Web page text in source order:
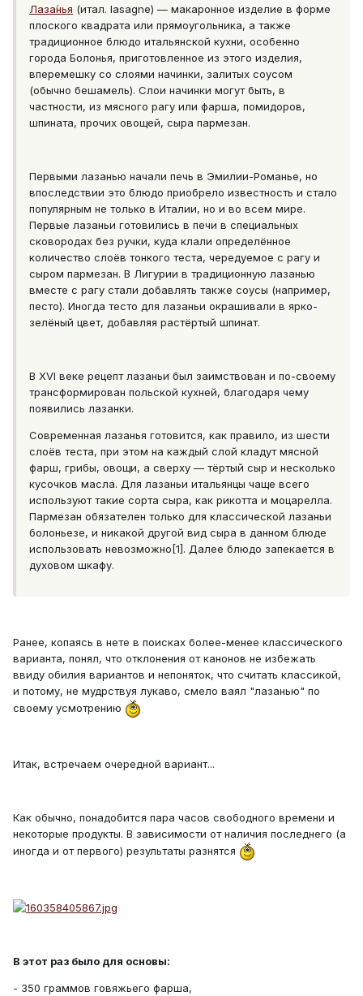
Лаза́нья (итал. lasagne) — макаронное изделие в форме
плоского квадрата или прямоугольника, а также
традиционное блюдо итальянской кухни, особенно
города Болонья, приготовленное из этого изделия,
вперемешку со слоями начинки, залитых соусом
(обычно бешамель). Слои начинки могут быть, в
частности, из мясного рагу или фарша, помидоров,
шпината, прочих овощей, сыра пармезан.
Первыми лазанью начали печь в Эмилии-Романье, но
впоследствии это блюдо приобрело известность и стало
популярным не только в Италии, но и во всем мире.
Первые лазаньи готовились в печи в специальных
сковородах без ручки, куда клали определённое
количество слоёв тонкого теста, чередуемое с рагу и
сыром пармезан. В Лигурии в традиционную лазанью
вместе с рагу стали добавлять также соусы (например,
песто). Иногда тесто для лазаньи окрашивали в ярко-
зелёный цвет, добавляя растёртый шпинат.
В XVI веке рецепт лазаньи был заимствован и по-своему
трансформирован польской кухней, благодаря чему
появились лазанки.
Современная лазанья готовится, как правило, из шести
слоёв теста, при этом на каждый слой кладут мясной
фарш, грибы, овощи, а сверху — тёртый сыр и несколько
кусочков масла. Для лазаньи итальянцы чаще всего
используют такие сорта сыра, как рикотта и моцарелла.
Пармезан обязателен только для классической лазаньи
болоньезе, и никакой другой вид сыра в данном блюде
использовать невозможно[1]. Далее блюдо запекается в
духовом шкафу.
Ранее, копаясь в нете в поисках более-менее классического
варианта, понял, что отклонения от канонов не избежать
ввиду обилия вариантов и непоняток, что считать классикой,
и потому, не мудрствуя лукаво, смело ваял "лазанью" по
своему усмотрению
Итак, встречаем очередной вариант...
Как обычно, понадобится пара часов свободного времени и
некоторые продукты. В зависимости от наличия последнего (а
иногда и от первого) результаты разнятся
В этот раз было для основы:
- 350 граммов говяжьего фарша,